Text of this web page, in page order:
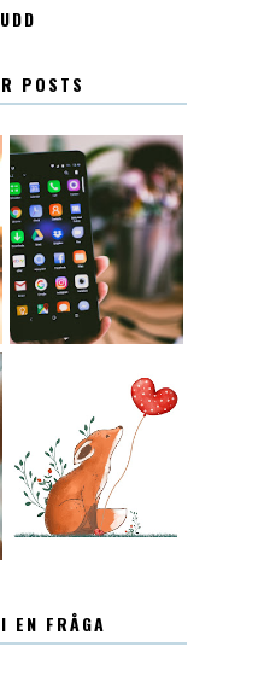
POSTS
KONTAKTLISTA
LUGN
EN FRÅGA